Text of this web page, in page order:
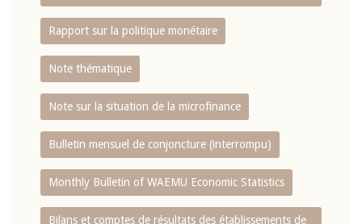
Rapport sur la politique monétaire
Note thématique
Note sur la situation de la microfinance
Bulletin mensuel de conjoncture (interrompu)
Monthly Bulletin of WAEMU Economic Statistics
Bilans et comptes de résultats des établissements de